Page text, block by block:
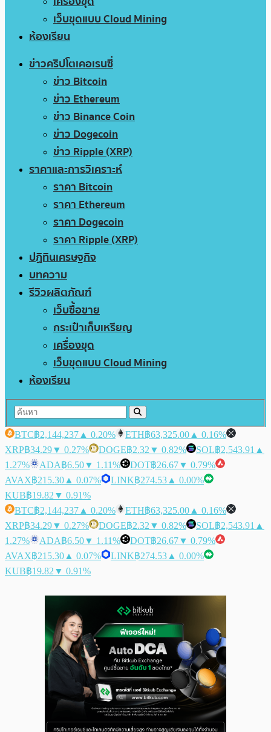
เว็บขุดแบบ Cloud Mining
ห้องเรียน
ข่าวคริปโตเคอเรนซี่
ข่าว Bitcoin
ข่าว Ethereum
ข่าว Binance Coin
ข่าว Dogecoin
ข่าว Ripple (XRP)
ราคาและการวิเคราะห์
ราคา Bitcoin
ราคา Ethereum
ราคา Dogecoin
ราคา Ripple (XRP)
ปฏิทินเศรษฐกิจ
บทความ
รีวิวผลิตภัณฑ์
เว็บซื้อขาย
กระเป๋าเก็บเหรียญ
เครื่องขุด
เว็บขุดแบบ Cloud Mining
ห้องเรียน
BTC฿2,144,237 ▲ 0.20% ETH฿63,325.00 ▲ 0.16%
XRP฿34.29▼ 0.27% DOGE฿2.32 ▼ 0.82% SOL฿2,543.91 ▲
1.27%
ADA฿6.50▼ 1.11% DOT฿26.67▼ 0.79%
AVAX฿215.30 ▲ 0.07% LINK฿274.53 ▲ 0.00%
KUB฿19.82 ▼ 0.91%
BTC฿2,144,237 ▲ 0.20% ETH฿63,325.00 ▲ 0.16%
XRP฿34.29▼ 0.27% DOGE฿2.32 ▼ 0.82% SOL฿2,543.91 ▲
1.27%
ADA฿6.50▼ 1.11% DOT฿26.67▼ 0.79%
AVAX฿215.30 ▲ 0.07% LINK฿274.53 ▲ 0.00%
KUB฿19.82 ▼ 0.91%